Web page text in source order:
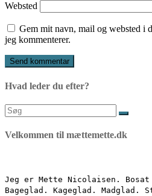
Websted
Gem mit navn, mail og websted i
jeg kommenterer.
Hvad leder du efter?
Søg
efter:
Velkommen til mættemette.dk
Jeg er Mette Nicolaisen.
Bageglad. Kageglad.